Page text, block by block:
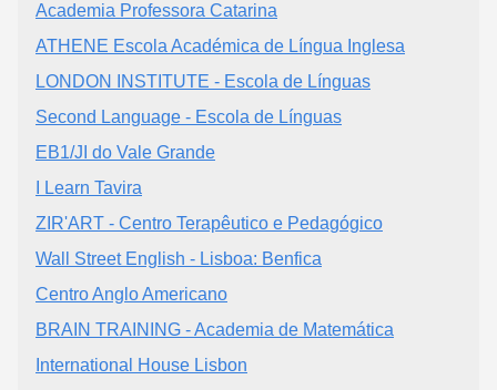
Academia Professora Catarina
ATHENE Escola Académica de Língua Inglesa
LONDON INSTITUTE - Escola de Línguas
Second Language - Escola de Línguas
EB1/JI do Vale Grande
I Learn Tavira
ZIR'ART - Centro Terapêutico e Pedagógico
Wall Street English - Lisboa: Benfica
Centro Anglo Americano
BRAIN TRAINING - Academia de Matemática
International House Lisbon